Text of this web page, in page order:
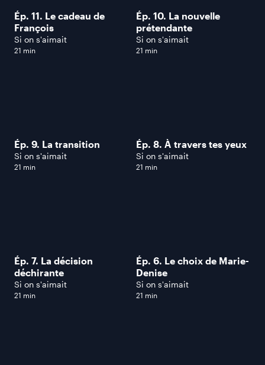
Ép. 11. Le cadeau de
François
Si on s'aimait
21 min
Ép. 10. La nouvelle
prétendante
Si on s'aimait
21 min
Ép. 9. La transition
Si on s'aimait
21 min
Ép. 8. À travers tes yeux
Si on s'aimait
21 min
Ép. 7. La décision
déchirante
Si on s'aimait
21 min
Ép. 6. Le choix de Marie-
Denise
Si on s'aimait
21 min